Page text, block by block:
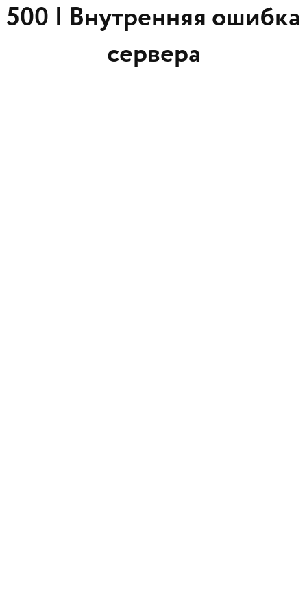
500 | Внутренняя ошибка
сервера